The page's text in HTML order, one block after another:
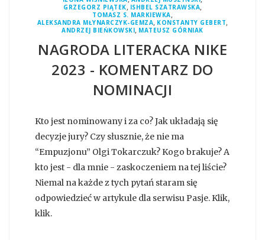
GRZEGORZ PIĄTEK, ISHBEL SZATRAWSKA,
TOMASZ S. MARKIEWKA,
ALEKSANDRA MŁYNARCZYK-GEMZA, KONSTANTY GEBERT,
ANDRZEJ BIEŃKOWSKI, MATEUSZ GÓRNIAK
NAGRODA LITERACKA NIKE
2023 - KOMENTARZ DO
NOMINACJI
Kto jest nominowany i za co? Jak układają się
decyzje jury? Czy słusznie, że nie ma
“Empuzjonu” Olgi Tokarczuk? Kogo brakuje? A
kto jest - dla mnie - zaskoczeniem na tej liście?
Niemal na każde z tych pytań staram się
odpowiedzieć w artykule dla serwisu Pasje. Klik,
klik.